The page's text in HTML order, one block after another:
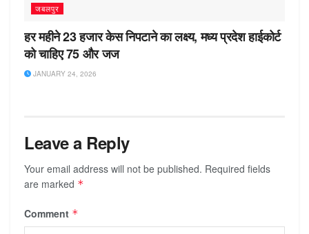
जबलपुर
हर महीने 23 हजार केस निपटाने का लक्ष्य, मध्य प्रदेश हाईकोर्ट
को चाहिए 75 और जज
JANUARY 24, 2026
Leave a Reply
Your email address will not be published. Required fields
are marked *
Comment *